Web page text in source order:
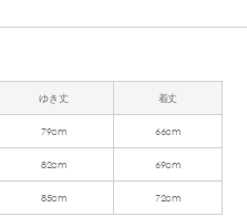
ゆき丈 着丈
79cm 66cm
82cm 69cm
85cm 72cm